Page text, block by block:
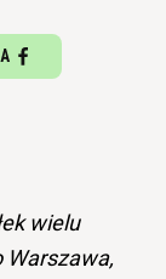
wielu
Warszawa,